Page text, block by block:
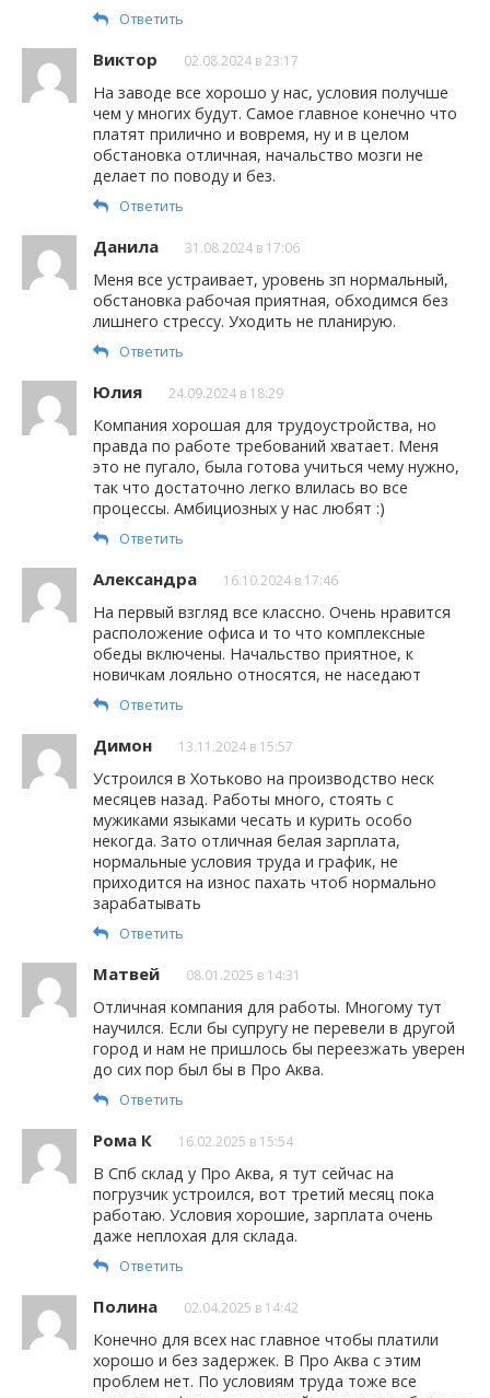
Ответить
Виктор 02.08.2024 в 23:17
На заводе все хорошо у нас, условия получше
чем у многих будут. Самое главное конечно что
платят прилично и вовремя, ну и в целом
обстановка отличная, начальство мозги не
делает по поводу и без.
Ответить
Данила 31.08.2024 в 17:06
Меня все устраивает, уровень зп нормальный,
обстановка рабочая приятная, обходимся без
лишнего стрессу. Уходить не планирую.
Ответить
Юлия 24.09.2024 в 18:29
Компания хорошая для трудоустройства, но
правда по работе требований хватает. Меня
это не пугало, была готова учиться чему нужно,
так что достаточно легко влилась во все
процессы. Амбициозных у нас любят :)
Ответить
Александра 16.10.2024 в 17:46
На первый взгляд все классно. Очень нравится
расположение офиса и то что комплексные
обеды включены. Начальство приятное, к
новичкам лояльно относятся, не наседают
Ответить
Димон 13.11.2024 в 15:57
Устроился в Хотьково на производство неск
месяцев назад. Работы много, стоять с
мужиками языками чесать и курить особо
некогда. Зато отличная белая зарплата,
нормальные условия труда и график, не
приходится на износ пахать чтоб нормально
зарабатывать
Ответить
Матвей 08.01.2025 в 14:31
Отличная компания для работы. Многому тут
научился. Если бы супругу не перевели в другой
город и нам не пришлось бы переезжать уверен
до сих пор был бы в Про Аква.
Ответить
Рома К 16.02.2025 в 15:54
В Спб склад у Про Аква, я тут сейчас на
погрузчик устроился, вот третий месяц пока
работаю. Условия хорошие, зарплата очень
даже неплохая для склада.
Ответить
Полина 02.04.2025 в 14:42
Конечно для всех нас главное чтобы платили
хорошо и без задержек. В Про Аква с этим
проблем нет. По условиям труда тоже все